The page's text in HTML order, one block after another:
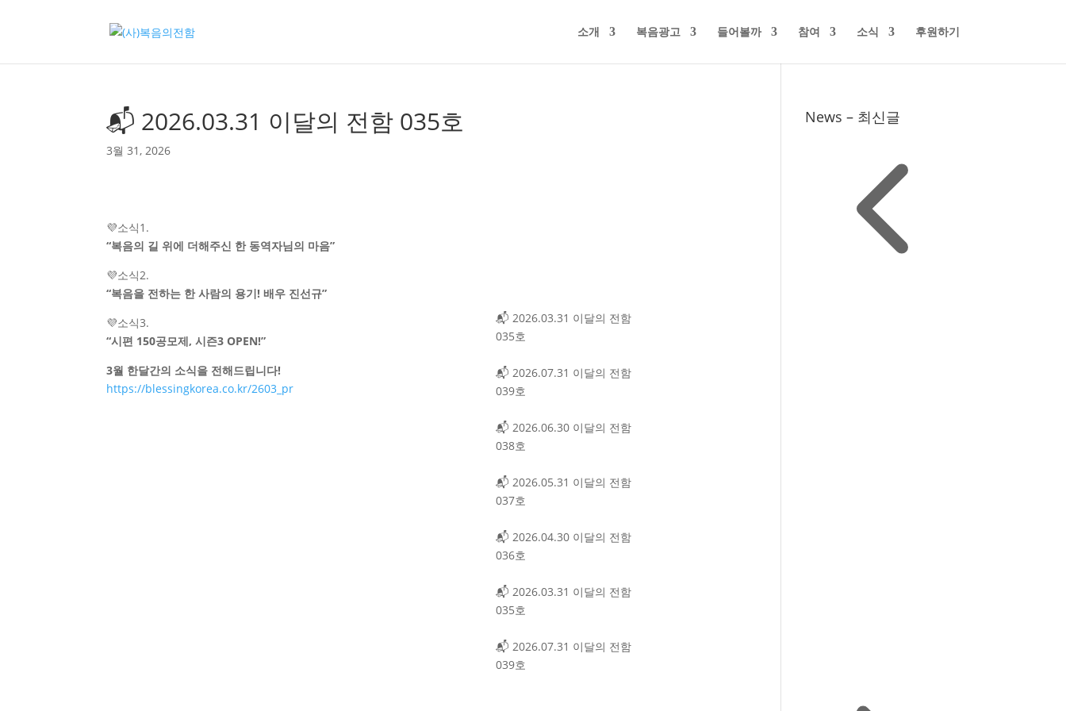
소개 복음광고 들어볼까 참여 소식 후원하기
📬 2026.03.31 이달의 전함 035호
3월 31, 2026
💜소식1.
“복음의 길 위에 더해주신 한 동역자님의 마음”
💜소식2.
“복음을 전하는 한 사람의 용기! 배우 진선규”
💜소식3.
“시편 150공모제, 시즌3 OPEN!”
3월 한달간의 소식을 전해드립니다!
https://blessingkorea.co.kr/2603_pr
News – 최신글
📬 2026.03.31 이달의 전함
035호
📬 2026.07.31 이달의 전함
039호
📬 2026.06.30 이달의 전함
038호
📬 2026.05.31 이달의 전함
037호
📬 2026.04.30 이달의 전함
036호
📬 2026.03.31 이달의 전함
035호
📬 2026.07.31 이달의 전함
039호